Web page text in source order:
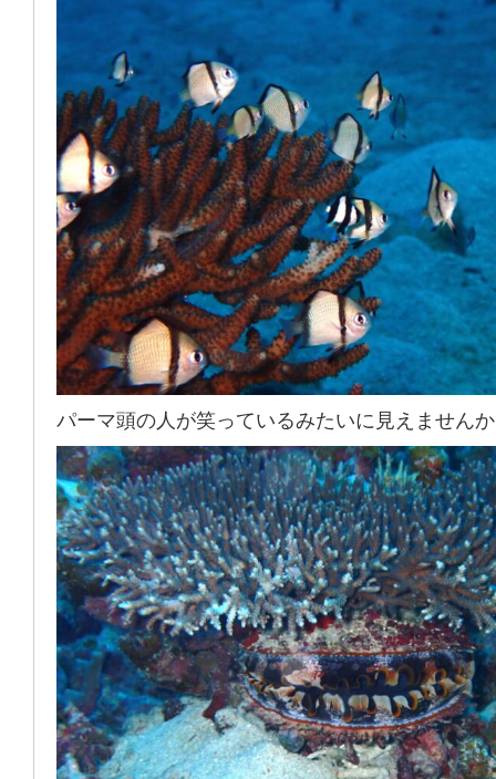
パーマ頭の人が笑っているみたいに見えません